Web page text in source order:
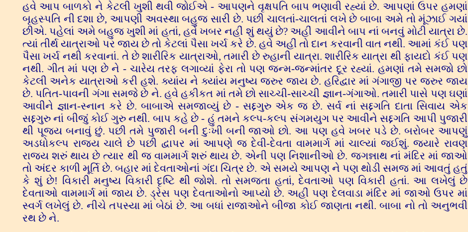
હવે આપ બાળકો ને કેટલી ખુશી થવી જોઈએ - આપણને વૃક્ષપતિ બાપ ભણાવી રહ્યાં છે. આપણાં ઉપર હમણાં
બૃહસ્પતિ ની દશા છે, આપણી અવસ્થા બહુજ સારી છે. પછી ચાલતાં-ચાલતાં લખે છે બાબા અમે તો મૂંઝાઈ ગયાં
છીએ. પહેલાં અમે બહુજ ખુશી માં હતાં, હવે ખબર નહીં શું થયું છે? અહીં આવીને બાપ નાં બનવું મોટી યાત્રા છે.
ત્યાં તીર્થ યાત્રાઓ પર જાય છે તો કેટલાં પૈસા ખર્ચ કરે છે. હવે અહીં તો દાન કરવાની વાત નથી. આમાં કંઈ પણ
પૈસા ખર્ચ નથી કરવાનાં. તે છે શારીરિક યાત્રાઓ, તમારી છે રુહાની યાત્રા. શારીરિક યાત્રા થી ફાયદો કંઈ પણ
નથી. ગીત માં પણ છે ને - ચારેય તરફ લગાવ્યાં ફેરા તો પણ જન્મ-જન્માંતર દૂર રહ્યાં. હમણાં તમે સમજો છો
કેટલી અનેક યાત્રાઓ કરી હશે. ક્યાંય ને ક્યાંય મનુષ્ય જરુર જાય છે. હરિદ્વાર માં ગંગાજી પર જરુર જાય
છે. પતિત-પાવની ગંગા સમજે છે ને. હવે હકીકત માં તમે છો સાચ્ચી-સાચ્ચી જ્ઞાન-ગંગાઓ. તમારી પાસે પણ ઘણાં
આવીને જ્ઞાન-સ્નાન કરે છે. બાબાએ સમજાવ્યું છે - સદ્દગુરુ એક જ છે. સર્વ નાં સદ્દગતિ દાતા સિવાય એક
સદ્દગુરુ નાં બીજું કોઈ ગુરુ નથી. બાપ કહે છે - હું તમને કલ્પ-કલ્પ સંગમયુગ પર આવીને સદ્દગતિ આપી પુજારી
થી પૂજ્ય બનાવું છું. પછી તમે પુજારી બની દુઃખી બની જાઓ છો. આ પણ હવે ખબર પડે છે. બરોબર આપણું
અડધોકલ્પ રાજ્ય ચાલે છે પછી દ્વાપર માં આપણે જ દેવી-દેવતા વામમાર્ગ માં ચાલ્યાં જઈશું. જ્યારે રાવણ
રાજ્ય શરું થાય છે ત્યાર થી જ વામમાર્ગ શરું થાય છે. એની પણ નિશાનીઓ છે. જગન્નાથ નાં મંદિર માં જાઓ
તો અંદર કાળી મૂર્તિ છે. બહાર માં દેવતાઓનાં ગંદા ચિત્ર છે. એ સમયે આપણ ને પણ થોડી સમજ માં આવતું હતું
કે શું છે! વિકારી મનુષ્ય વિકારી દૃષ્ટિ થી જોશે. તો સમજતા હતાં, દેવતાઓ પણ વિકારી હતાં. આ લખેલું છે
દેવતાઓ વામમાર્ગ માં જાય છે. ડ્રેસ પણ દેવતાઓનો આપ્યો છે. અહીં પણ દેલવાડા મંદિર માં જાઓ ઉપર માં
સ્વર્ગ લખેલું છે. નીચે તપસ્યા માં બેઠાં છે. આ બધાં રાજાઓને બીજા કોઈ જાણતા નથી. બાબા નો તો અનુભવી
રથ છે ને.